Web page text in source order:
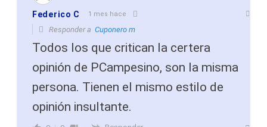
Federico C 1 mes hace
Responder a Cuponero m
Todos los que critican la certera
opinión de PCampesino, son la misma
persona. Tienen el mismo estilo de
opinión insultante.